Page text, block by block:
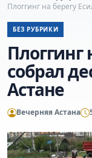
Плоггинг на берегу
БЕЗ РУБРИКИ
Плоггинг
собрал
Астане
Вечерняя Астана